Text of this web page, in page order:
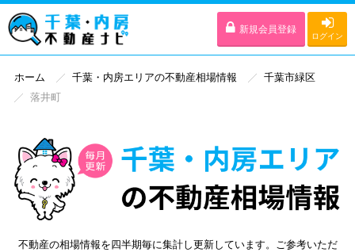
新規会員登録
ログイン
ホーム 千葉・内房エリアの不動産相場情報
千葉市緑区
落井町
不動産の相場情報を四半期毎に集計し更新しています。ご参考いただ